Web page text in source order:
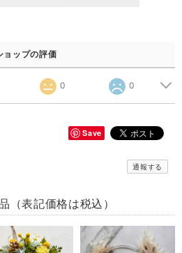
ョップの評価
0 0
Save
通報する
（表記価格は税込）